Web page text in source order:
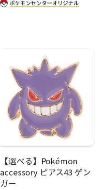
【選べる】Pokémon
accessory ピアス43 ゲン
ガー